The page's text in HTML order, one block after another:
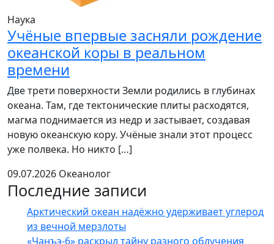
Наука
Учёные впервые засняли рождение
океанской коры в реальном
времени
Две трети поверхности Земли родились в глубинах
океана. Там, где тектонические плиты расходятся,
магма поднимается из недр и застывает, создавая
новую океанскую кору. Учёные знали этот процесс
уже полвека. Но никто […]
09.07.2026 Океанолог
Последние записи
Арктический океан надёжно удерживает углерод
из вечной мерзлоты
«Чанъэ-6» раскрыл тайну разного облучения